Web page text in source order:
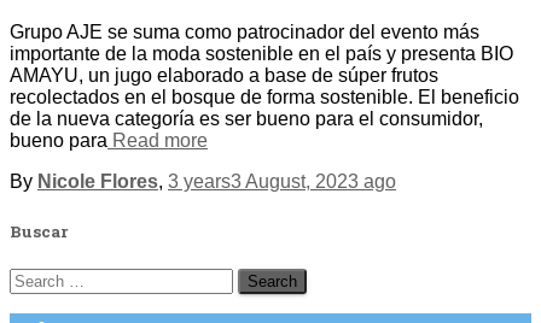
Grupo AJE se suma como patrocinador del evento más
importante de la moda sostenible en el país y presenta BIO
AMAYU, un jugo elaborado a base de súper frutos
recolectados en el bosque de forma sostenible. El beneficio
de la nueva categoría es ser bueno para el consumidor,
bueno para Read more
By Nicole Flores, 3 years3 August, 2023 ago
Buscar
Search
for: